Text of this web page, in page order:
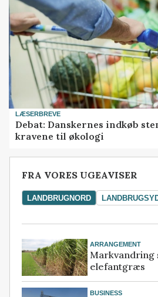
LÆSERBREVE
Debat: Danskernes indkøb
kravene til økologi
FRA VORES UGEAVISER
LANDBRUGNORD
ARRANGEMENT
Markvandring
elefantgræs
BUSINESS